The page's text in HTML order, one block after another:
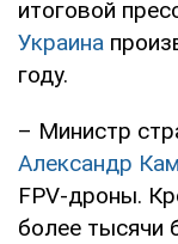
итоговой
Украина
году.
– Министр
Александр
FPV-дроны.
более тысячи